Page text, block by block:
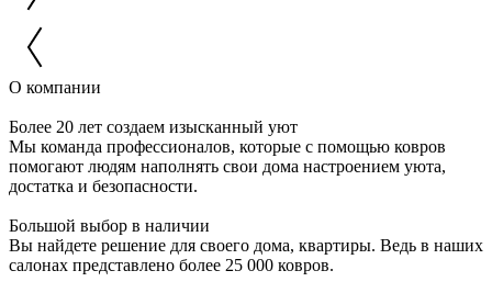
О компании
Более 20 лет создаем изысканный уют
Мы команда профессионалов, которые с помощью ковров
помогают людям наполнять свои дома настроением уюта,
достатка и безопасности.
Большой выбор в наличии
Вы найдете решение для своего дома, квартиры. Ведь в наших
салонах представлено более 25 000 ковров.